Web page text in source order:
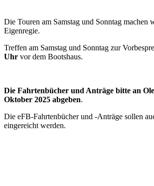
Die Touren am Samstag und Sonntag machen
Eigenregie.
Treffen am Samstag und Sonntag zur
Uhr vor dem Bootshaus.
Die Fahrtenbücher und Anträge bitte an
Oktober 2025 abgeben.
Die eFB-Fahrtenbücher und -Anträge sollen
eingereicht werden.